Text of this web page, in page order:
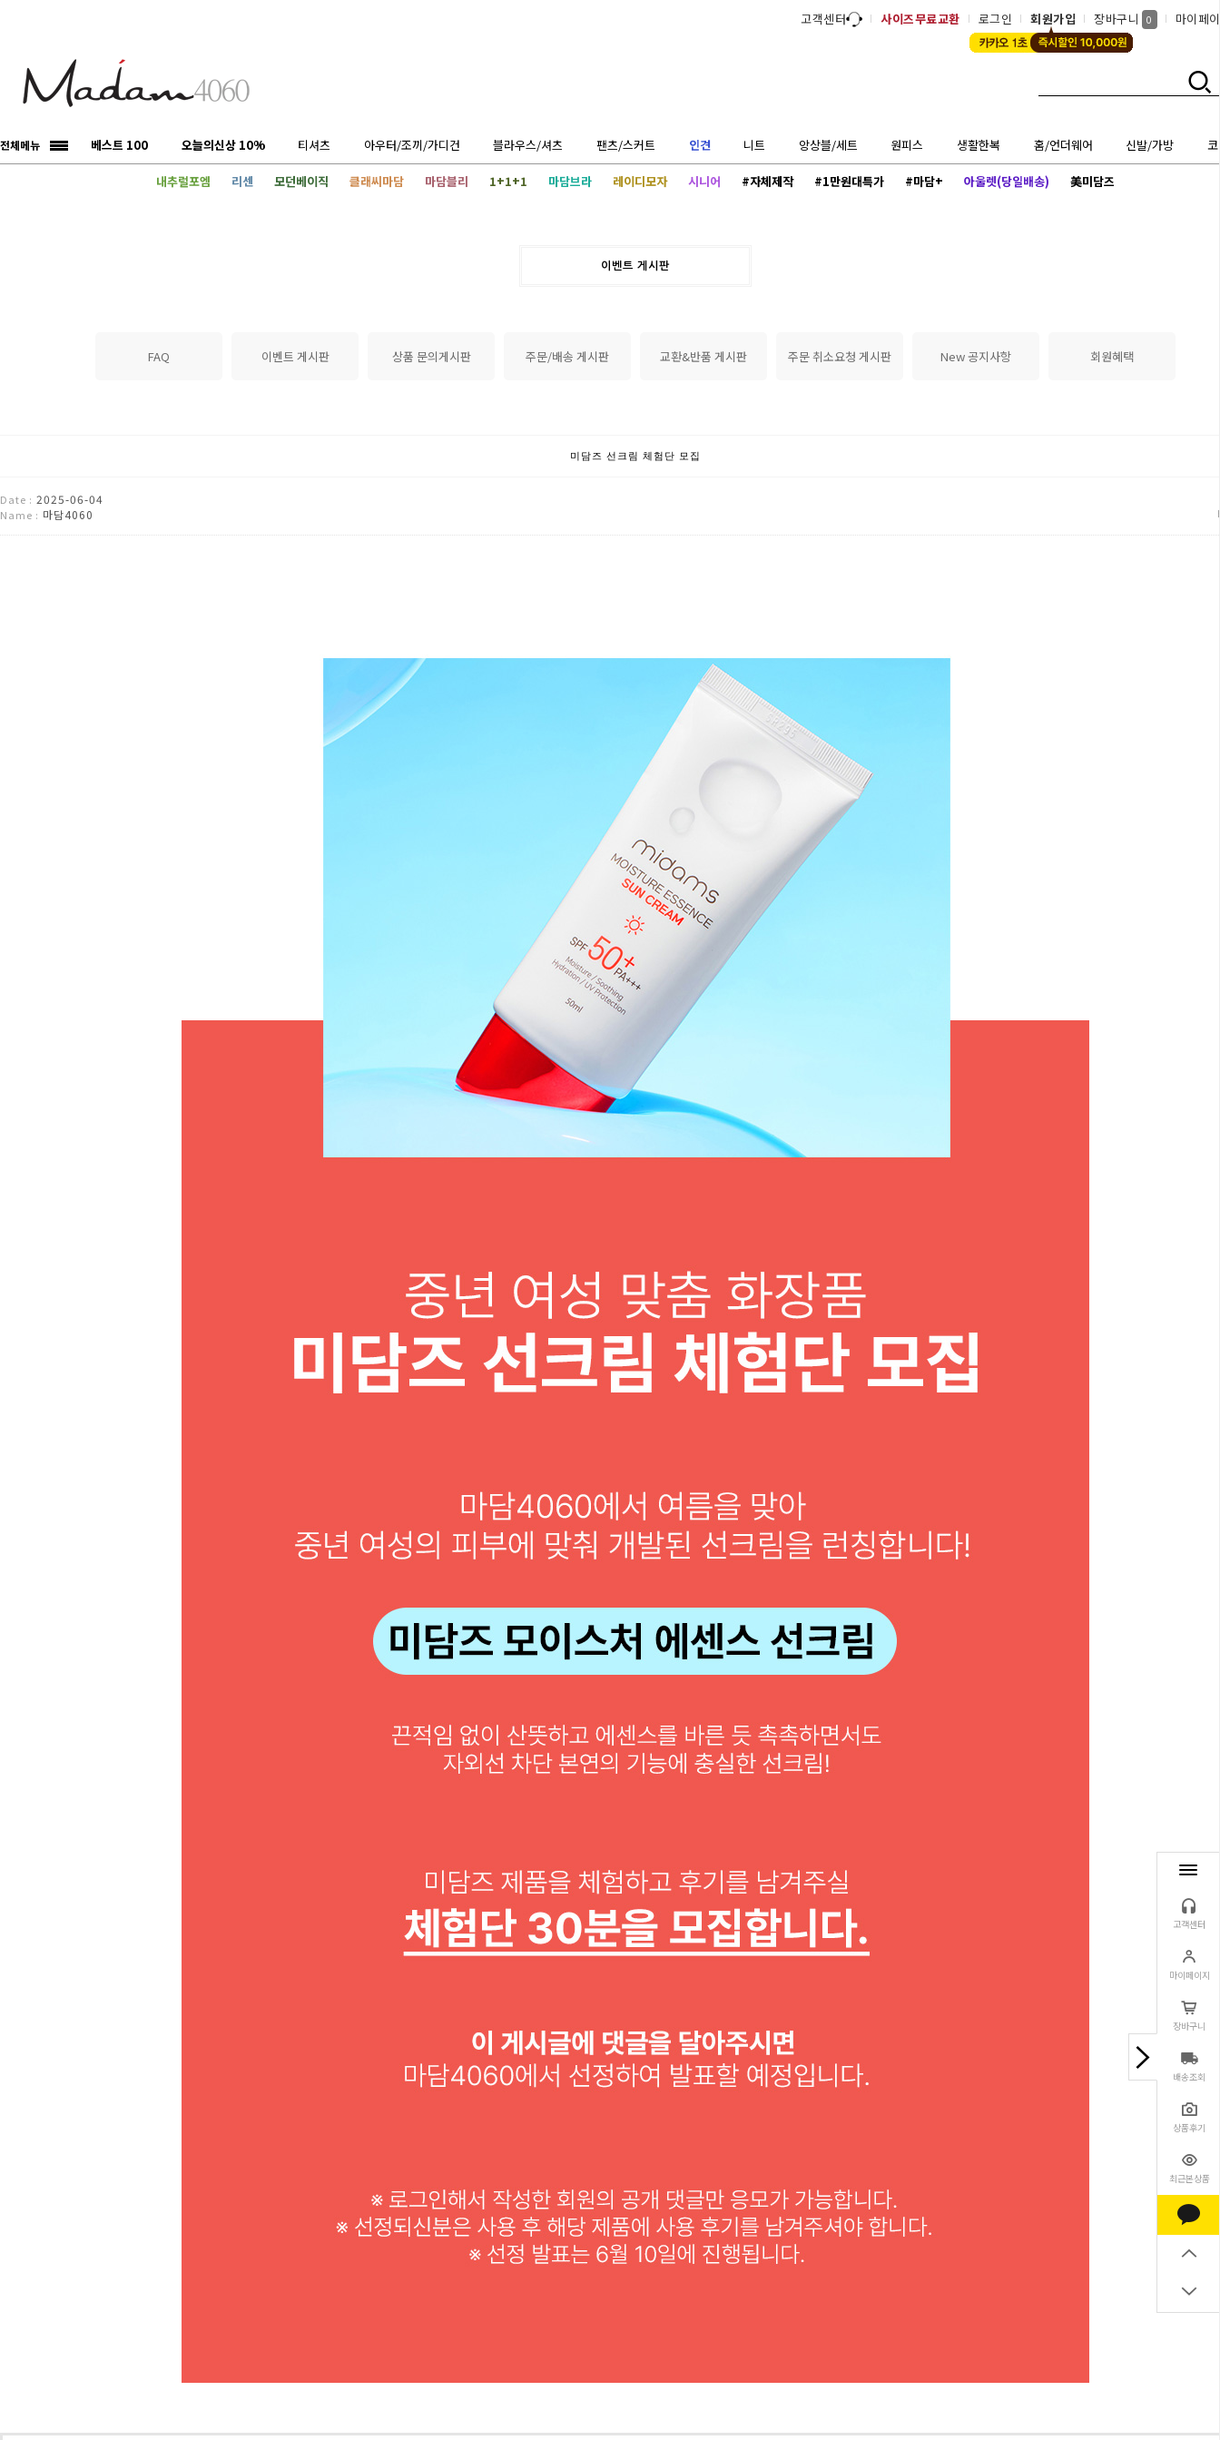
고객센터
마이페이지
장바구니
배송조회
상품후기
최근본상품
고객센터 사이즈무료교환 로그인 회원가입 장바구니 0 마이페
전체메뉴 베스트 100 오늘의신상 10% 티셔츠 아우터/조끼/가디건 블라우스/셔츠 팬츠/스커트 인견 니트 앙상블/세트 원피스 생활한복 홈/언더웨어 신발/가방
내추럴포엠 리센 모던베이직 클래씨마담 마담블리 1+1+1 마담브라 레이디모자 시니어 #자체제작 #1만원대특가 #마담+ 아울렛(당일배송) 美미담즈
이벤트 게시판
FAQ 이벤트 게시판 상품 문의게시판 주문/배송 게시판 교환&반품 게시판 주문 취소요청 게시판 New 공지사항 회원혜택
미담즈 선크림 체험단 모집
Date : 2025-06-04
Name : 마담4060